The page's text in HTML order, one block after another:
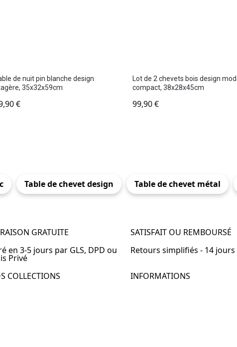
de nuit pin blanche design
35x32x59cm
€
Lot de 2 chevets bois design
compact, 38x28x45cm
99,90€
Table de chevet design Table de chevet métal
GRATUITE
en 3-5 jours par GLS, DPD ou
Privé
SATISFAIT OU REMBOURSÉ
Retours simplifiés - 14 jours
COLLECTIONS
INFORMATIONS